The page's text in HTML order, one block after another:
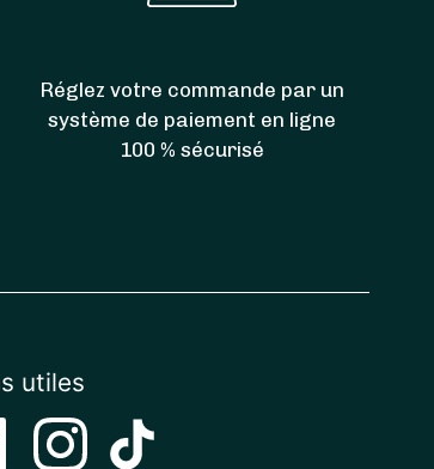
Réglez votre commande par un
système de paiement en ligne
100 % sécurisé
utiles